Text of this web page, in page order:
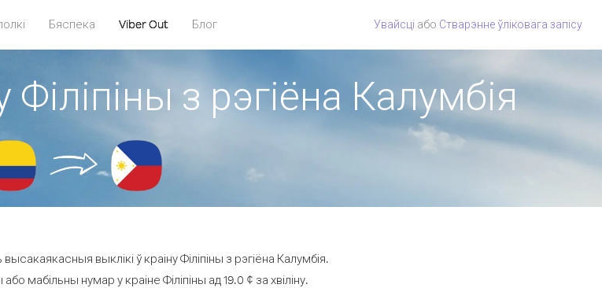
Бяспека Viber Out Блог Увайсці або Стварэнне ўліковага запісу
Філіпіны з рэгіёна Калумбія
выклікі ў краіну Філіпіны з рэгіёна Калумбія.
мабільны нумар у краіне Філіпіны ад 19.0 ¢ за хвіліну.